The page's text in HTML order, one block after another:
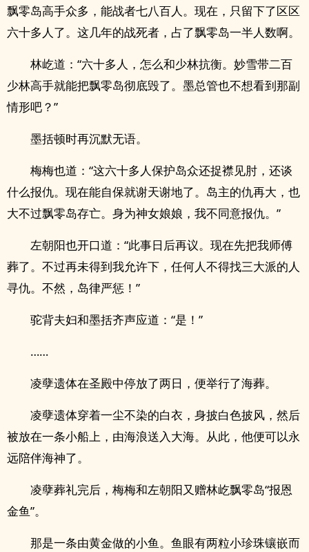
飘零岛高手众多，能战者七八百人。现在，只留下了区区
六十多人了。这几年的战死者，占了飘零岛一半人数啊。
林屹道：“六十多人，怎么和少林抗衡。妙雪带二百
少林高手就能把飘零岛彻底毁了。墨总管也不想看到那副
情形吧？”
墨括顿时再沉默无语。
梅梅也道：“这六十多人保护岛众还捉襟见肘，还谈
什么报仇。现在能自保就谢天谢地了。岛主的仇再大，也
大不过飘零岛存亡。身为神女娘娘，我不同意报仇。”
左朝阳也开口道：“此事日后再议。现在先把我师傅
葬了。不过再未得到我允许下，任何人不得找三大派的人
寻仇。不然，岛律严惩！”
驼背夫妇和墨括齐声应道：“是！”
……
凌孽遗体在圣殿中停放了两日，便举行了海葬。
凌孽遗体穿着一尘不染的白衣，身披白色披风，然后
被放在一条小船上，由海浪送入大海。从此，他便可以永
远陪伴海神了。
凌孽葬礼完后，梅梅和左朝阳又赠林屹飘零岛“报恩
金鱼”。
那是一条由黄金做的小鱼。鱼眼有两粒小珍珠镶嵌而